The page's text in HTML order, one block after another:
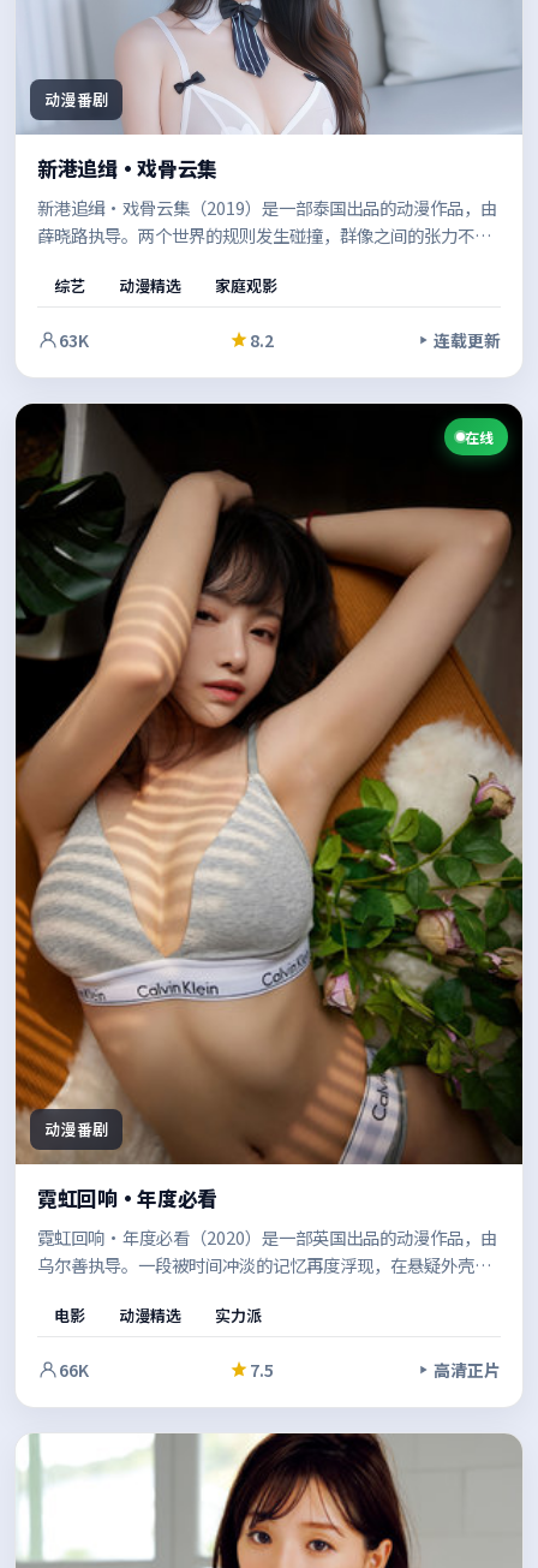
动漫番剧
新港追缉·戏骨云集
新港追缉·戏骨云集（2019）是一部泰国出品的动漫作品，由
薛晓路执导。两个世界的规则发生碰撞，群像之间的张力不断
保留了作者表达的空间。
综艺 动漫精选 家庭观影
63K 8.2 连载更新
动漫番剧
在线
霓虹回响·年度必看
霓虹回响·年度必看（2020）是一部英国出品的动漫作品，由
乌尔善执导。一段被时间冲淡的记忆再度浮现，在悬疑外壳之
口气看完。
电影 动漫精选 实力派
66K 7.5 高清正片